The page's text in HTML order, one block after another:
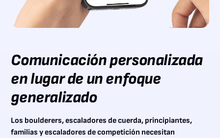
Comunicación personalizada
en lugar de un enfoque
generalizado
Los boulderers, escaladores de cuerda, principiantes,
familias y escaladores de competición necesitan